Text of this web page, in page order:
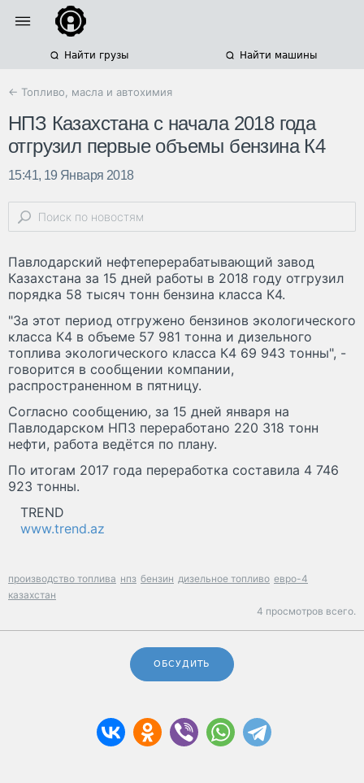
Найти грузы Найти машины
← Топливо, масла и автохимия
НПЗ Казахстана с начала 2018 года
отгрузил первые объемы бензина К4
15:41, 19 Января 2018
Павлодарский нефтеперерабатывающий завод
Казахстана за 15 дней работы в 2018 году отгрузил
порядка 58 тысяч тонн бензина класса К4.
"За этот период отгружено бензинов экологического
класса К4 в объеме 57 981 тонна и дизельного
топлива экологического класса К4 69 943 тонны", -
говорится в сообщении компании,
распространенном в пятницу.
Согласно сообщению, за 15 дней января на
Павлодарском НПЗ переработано 220 318 тонн
нефти, работа ведётся по плану.
По итогам 2017 года переработка составила 4 746
923 тонны.
TREND
www.trend.az
производство топлива нпз бензин дизельное топливо евро-4
казахстан
4 просмотров всего.
ОБСУДИТЬ